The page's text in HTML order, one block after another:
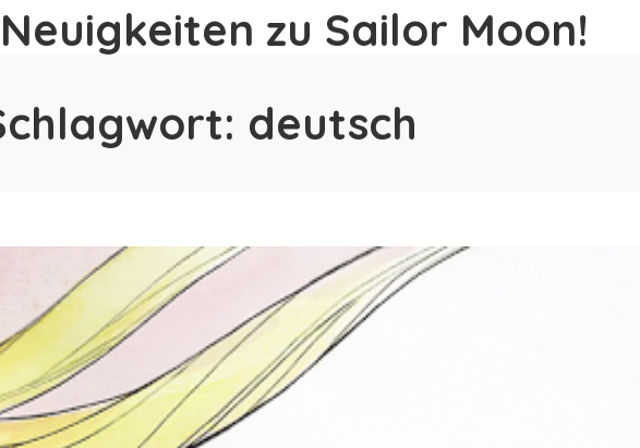
zu Sailor Moon!
deutsch